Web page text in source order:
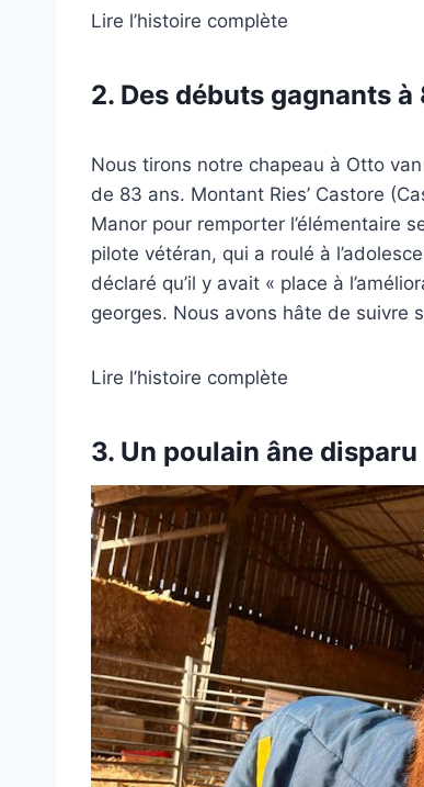
Lire l’histoire complète
2. Des débuts gagnants à
Nous tirons notre chapeau à Otto
de 83 ans. Montant Ries’ Castore
Manor pour remporter l’élémentaire
pilote vétéran, qui a roulé à
déclaré qu’il y avait « place à
georges. Nous avons hâte de suivre
Lire l’histoire complète
3. Un poulain âne disparu